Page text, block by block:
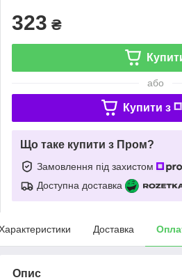
323 ₴
або
Купити з
Що таке купити з Пром?
Замовлення під захистом
Доступна доставка
Доставка
Опис